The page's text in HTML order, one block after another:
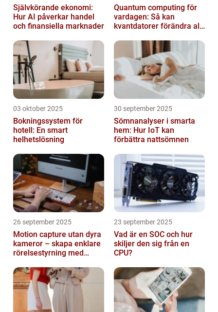
Självkörande ekonomi:
Hur AI påverkar handel
och finansiella marknader
Quantum computing för
vardagen: Så kan
kvantdatorer förändra allt
03 oktober 2025
Bokningssystem för
hotell: En smart
helhetslösning
30 september 2025
Sömnanalyser i smarta
hem: Hur IoT kan
förbättra nattsömnen
26 september 2025
Motion capture utan dyra
kameror – skapa enklare
rörelsestyrning med
23 september 2025
Vad är en SOC och hur
skiljer den sig från en
CPU?